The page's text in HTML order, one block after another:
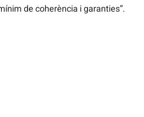
de coherència i garanties”.